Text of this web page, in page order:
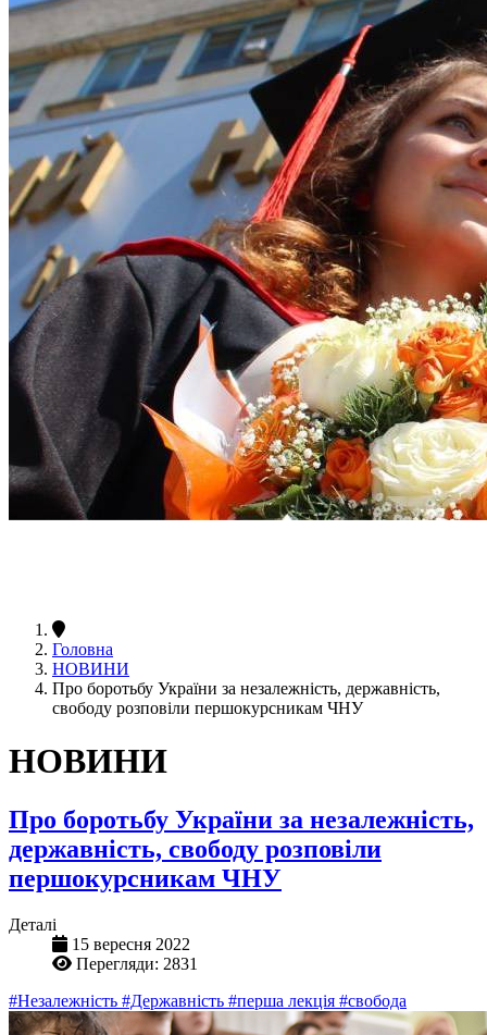
Головна
НОВИНИ
Про боротьбу України за незалежність, державність,
свободу розповіли першокурсникам ЧНУ
НОВИНИ
Про боротьбу України за незалежність,
державність, свободу розповіли
першокурсникам ЧНУ
Деталі
15 вересня 2022
Перегляди: 2831
#Незалежність #Державність #перша лекція #свобода